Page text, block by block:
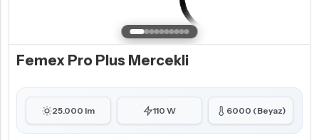
Femex Pro Plus Mercekli
25.000 lm 110 W 6000 (Beyaz)